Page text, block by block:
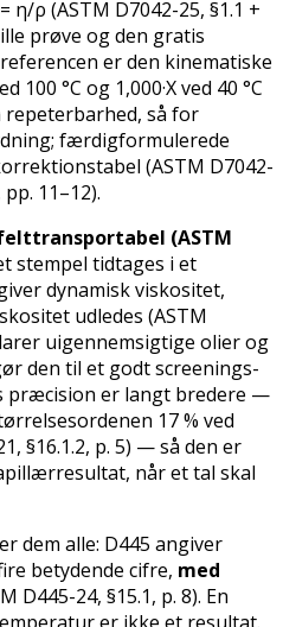
η/ρ (ASTM D7042-25, §1.1 +
prøve og den gratis
er den kinematiske
100 °C og 1,000·X ved 40 °C
så for
færdigformulerede
(ASTM D7042-
pp. 11–12).
(ASTM
stempel tidtages i et
dynamisk viskositet,
udledes (ASTM
uigennemsigtige olier og
den til et godt screenings-
præcision er langt bredere —
17 % ved
§16.1.2, p. 5) — så den er
når et tal skal
dem alle: D445 angiver
betydende cifre, med
D445-24, §15.1, p. 8). En